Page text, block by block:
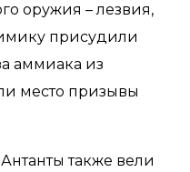
оружия – лезвия,
присудили
аммиака из
место призывы
Антанты также вели